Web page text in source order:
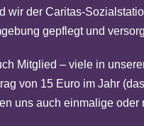
wir der Caritas-
gepflegt und
Mitglied – viele in
von 15 Euro im Jahr
uns auch einmalige